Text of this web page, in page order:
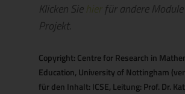
Klicken Siehierfür andere
Projekt.
Copyright: Centre for Research in
Education, University of Nottingham
für den Inhalt: ICSE, Leitung: Prof. Dr.